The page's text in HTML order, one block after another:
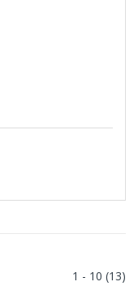
1 - 10 (13)